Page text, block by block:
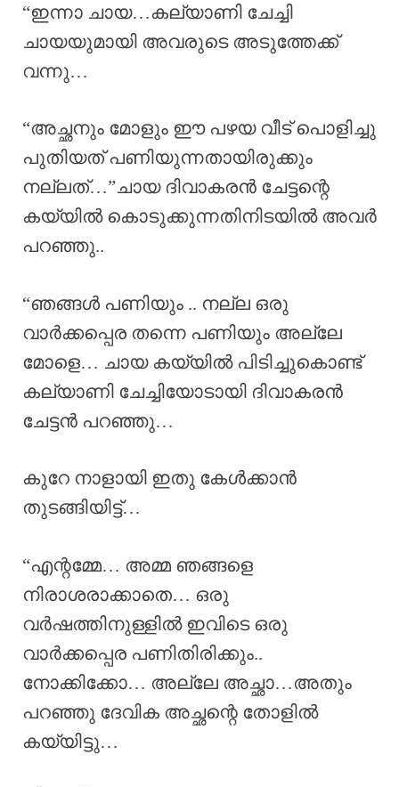
“ഇന്നാ ചായ…കല്യാണി ചേച്ചി
ചായയുമായി അവരുടെ അടുത്തേക്ക്
വന്നു…
“അച്ഛനും മോളും ഈ പഴയ വീട് പൊളിച്ചു
പുതിയത് പണിയുന്നതായിരുക്കും
നല്ലത്…”ചായ ദിവാകരൻ ചേട്ടന്റെ
കയ്യിൽ കൊടുക്കുന്നതിനിടയിൽ അവർ
പറഞ്ഞു..
“ഞങ്ങൾ പണിയും .. നല്ല ഒരു
വാർക്കപ്പെര തന്നെ പണിയും അല്ലേ
മോളെ… ചായ കയ്യിൽ പിടിച്ചുകൊണ്ട്
കല്യാണി ചേച്ചിയോടായി ദിവാകരൻ
ചേട്ടൻ പറഞ്ഞു…
കുറേ നാളായി ഇതു കേൾക്കാൻ
തുടങ്ങിയിട്ട്…
“എന്റമ്മേ… അമ്മ ഞങ്ങളെ
നിരാശരാക്കാതെ… ഒരു
വർഷത്തിനുള്ളിൽ ഇവിടെ ഒരു
വാർക്കപ്പെര പണിതിരിക്കും..
നോക്കിക്കോ… അല്ലേ അച്ഛാ…അതും
പറഞ്ഞു ദേവിക അച്ഛന്റെ തോളിൽ
കയ്യിട്ടു…